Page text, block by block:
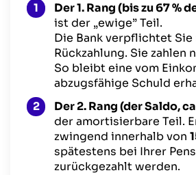
Der 1. Rang (bis zu 67 %
ist der „ewige” Teil.
Die Bank verpflichtet
Rückzahlung. Sie zahlen
So bleibt eine vom
abzugsfähige Schuld
Der 2. Rang (der Saldo,
der amortisierbare Teil.
zwingend innerhalb von
spätestens bei Ihrer
zurückgezahlt werden.